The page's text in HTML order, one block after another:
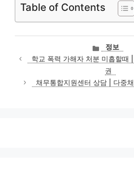
Table of Contents
카
테
고
리
정보
학교 폭력 가해자 처분 미흡할때
권
채무통합지원센터 상담 | 다중